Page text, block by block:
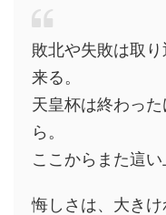
敗北や失敗は取
来る。
天皇杯は終わっ
ら。
ここからまた這い
悔しさは、大き